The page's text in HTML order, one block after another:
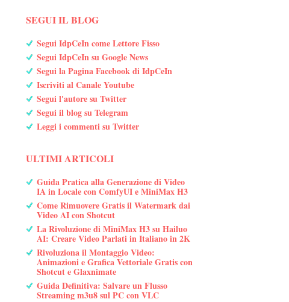
SEGUI IL BLOG
Segui IdpCeIn come Lettore Fisso
Segui IdpCeIn su Google News
Segui la Pagina Facebook di IdpCeIn
Iscriviti al Canale Youtube
Segui l'autore su Twitter
Segui il blog su Telegram
Leggi i commenti su Twitter
ULTIMI ARTICOLI
Guida Pratica alla Generazione di Video
IA in Locale con ComfyUI e MiniMax H3
Come Rimuovere Gratis il Watermark dai
Video AI con Shotcut
La Rivoluzione di MiniMax H3 su Hailuo
AI: Creare Video Parlati in Italiano in 2K
Rivoluziona il Montaggio Video:
Animazioni e Grafica Vettoriale Gratis con
Shotcut e Glaxnimate
Guida Definitiva: Salvare un Flusso
Streaming m3u8 sul PC con VLC